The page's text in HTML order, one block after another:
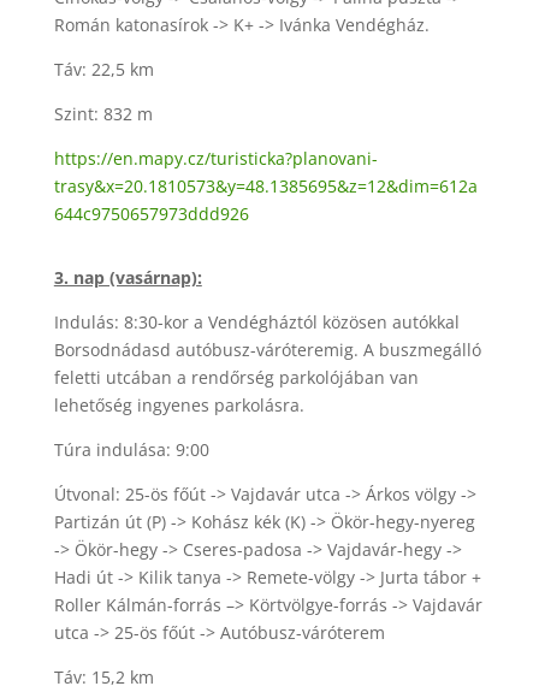
Román katonasírok -> K+ -> Ivánka Vendégház.
Táv: 22,5 km
Szint: 832 m
https://en.mapy.cz/turisticka?planovani-
trasy&x=20.1810573&y=48.1385695&z=12&dim=612a
644c9750657973ddd926
3. nap (vasárnap):
Indulás: 8:30-kor a Vendégháztól közösen autókkal
Borsodnádasd autóbusz-váróteremig. A buszmegálló
feletti utcában a rendőrség parkolójában van
lehetőség ingyenes parkolásra.
Túra indulása: 9:00
Útvonal: 25-ös főút -> Vajdavár utca -> Árkos völgy ->
Partizán út (P) -> Kohász kék (K) -> Ökör-hegy-nyereg
-> Ökör-hegy -> Cseres-padosa -> Vajdavár-hegy ->
Hadi út -> Kilik tanya -> Remete-völgy -> Jurta tábor +
Roller Kálmán-forrás –> Körtvölgye-forrás -> Vajdavár
utca -> 25-ös főút -> Autóbusz-váróterem
Táv: 15,2 km